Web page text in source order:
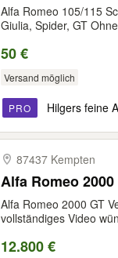
Alfa Romeo 105/115
Giulia, Spider, GT
50 €
Versand möglich
PRO Hilgers feine
87437 Kempten
Alfa Romeo
Alfa Romeo 2000 GT
vollständiges Video
12.800 €